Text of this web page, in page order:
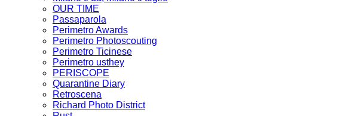
OUR TIME
Passaparola
Perimetro Awards
Perimetro Photoscouting
Perimetro Ticinese
Perimetro usthey
PERISCOPE
Quarantine Diary
Retroscena
Richard Photo District